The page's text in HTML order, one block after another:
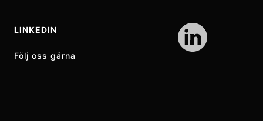
LINKEDIN
Följ oss gärna